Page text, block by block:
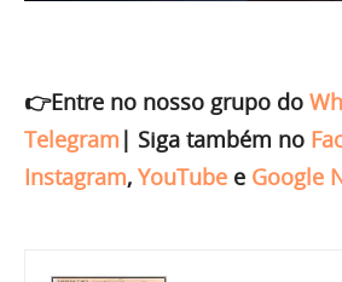
👉Entre no nosso grupo do
Telegram | Siga também no
Instagram, YouTube e Google